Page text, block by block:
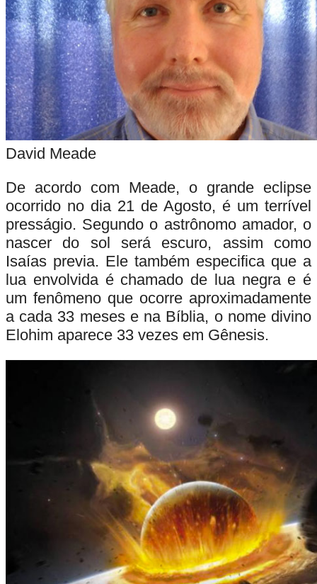
David Meade
De acordo com Meade, o grande eclipse
ocorrido no dia 21 de Agosto, é um terrível
presságio. Segundo o astrônomo amador, o
nascer do sol será escuro, assim como
Isaías previa. Ele também especifica que a
lua envolvida é chamado de lua negra e é
um fenômeno que ocorre aproximadamente
a cada 33 meses e na Bíblia, o nome divino
Elohim aparece 33 vezes em Gênesis.